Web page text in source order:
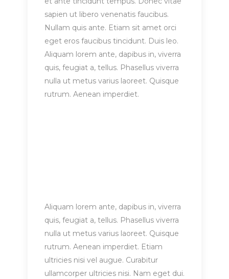
sapien ut libero venenatis faucibus.
Nullam quis ante. Etiam sit amet orci
eget eros faucibus tincidunt. Duis leo.
Aliquam lorem ante, dapibus in, viverra
quis, feugiat a, tellus. Phasellus viverra
nulla ut metus varius laoreet. Quisque
rutrum. Aenean imperdiet.
Aliquam lorem ante, dapibus in, viverra
quis, feugiat a, tellus. Phasellus viverra
nulla ut metus varius laoreet. Quisque
rutrum. Aenean imperdiet. Etiam
ultricies nisi vel augue. Curabitur
ullamcorper ultricies nisi. Nam eget dui.